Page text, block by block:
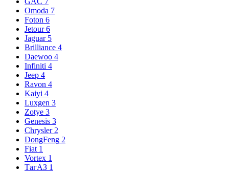
Omoda 7
Foton 6
Jetour 6
Jaguar 5
Brilliance 4
Daewoo 4
Infiniti 4
Jeep 4
Ravon 4
Kaiyi 4
Luxgen 3
Zotye 3
Genesis 3
Chrysler 2
DongFeng 2
Fiat 1
Vortex 1
ТагАЗ 1